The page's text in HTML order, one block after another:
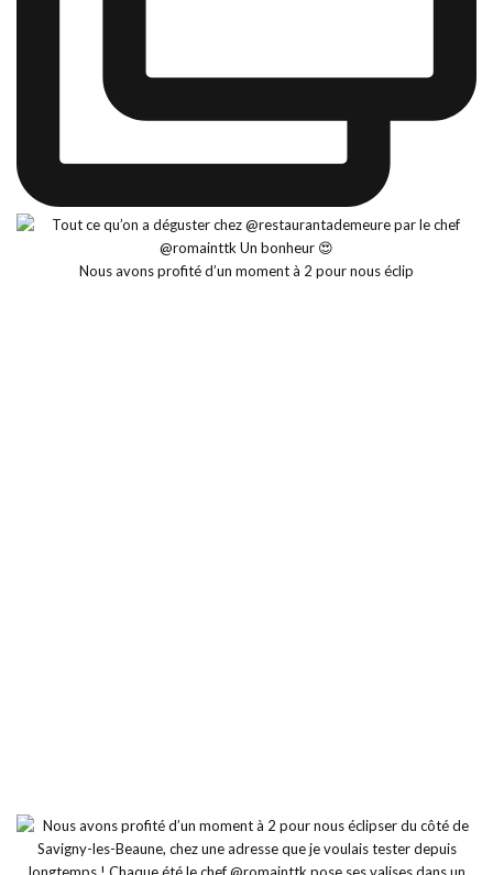
Nous avons profité d’un moment à 2 pour nous éclip